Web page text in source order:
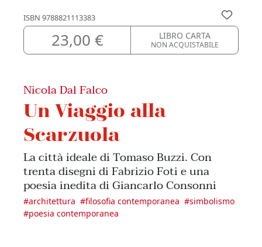
ISBN 9788821113383
23,00 € LIBRO CARTA
NON ACQUISTABILE
Nicola Dal Falco
Un Viaggio alla
Scarzuola
La città ideale di Tomaso Buzzi. Con
trenta disegni di Fabrizio Foti e una
poesia inedita di Giancarlo Consonni
#architettura #filosofia contemporanea #simbolismo
#poesia contemporanea